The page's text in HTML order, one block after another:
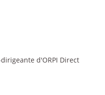
d'ORPI Direct